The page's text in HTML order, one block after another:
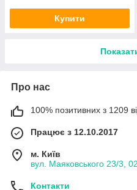
Купити
Про нас
100% позитивних з 1209
Працює з 12.10.2017
м. Київ
вул. Маяковського 23/3,
Контакти